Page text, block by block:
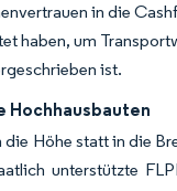
in die
haben, um
ist.
Hochhausbauten
Höhe statt in die
unterstützte